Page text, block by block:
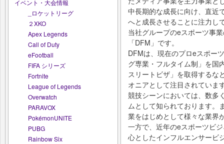
イベント・大会情報
_ロケットリーグ
２XKO
Apex Legends
Call of Duty
eFootball
FIFA シリーズ
Fortnite
League of Legends
Overwatch
PARAVOX
PokémonUNITE
PUBG
Rainbow Six
中長期的な成長に向け、直近
へと成長させることに注力し
当社グループのeスポーツ事
「DFM」です。
DFMは、現在のプロeスポー
グ専業・フルタイム制」を国
スリートビザ」を取得するな
オニアとして注目されていま
競技シーンにおいては、数多
ムとして知られております。
業をはじめとして様々な業界
一方で、近年のeスポーツビ
心としたインフルエンサービ